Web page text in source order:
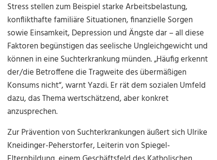
Stress stellen zum Beispiel starke Arbeitsbelastung,
konflikthafte familiäre Situationen, finanzielle Sorgen
sowie Einsamkeit, Depression und Ängste dar – all diese
Faktoren begünstigen das seelische Ungleichgewicht und
können in eine Suchterkrankung münden. „Häufig erkennt
der/die Betroffene die Tragweite des übermäßigen
Konsums nicht“, warnt Yazdi. Er rät dem sozialen Umfeld
dazu, das Thema wertschätzend, aber konkret
anzusprechen.
Zur Prävention von Suchterkrankungen äußert sich Ulrike
Kneidinger-Peherstorfer, Leiterin von Spiegel-